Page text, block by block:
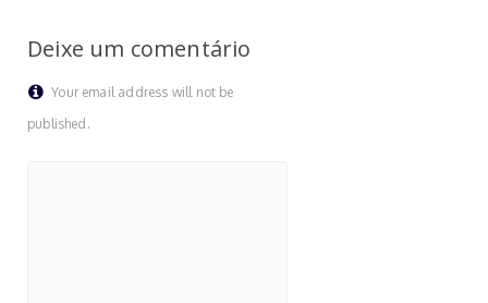
Deixe um comentário
Your email address will not be
published.